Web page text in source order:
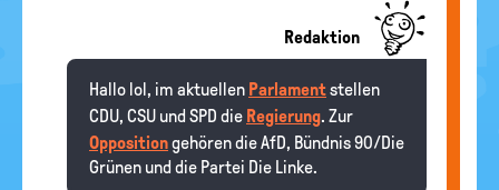
Redaktion
Hallo lol, im aktuellen Parlamentstellen
CDU, CSU und SPD die Regierung. Zur
Oppositiongehören die AfD, Bündnis 90/Die
Grünen und die Partei Die Linke.